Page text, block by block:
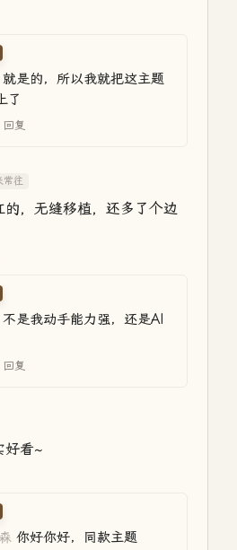
就是的，所以我就把这主题
了
回复
常往
的，无缝移植，还多了个边
不是我动手能力强，还是AI
回复
好看~
你好你好，同款主题